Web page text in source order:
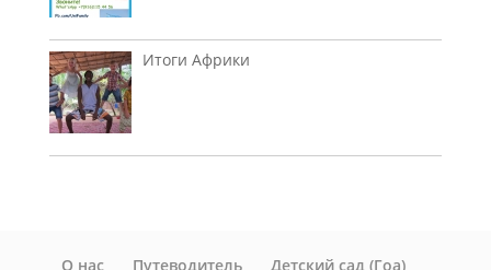
Итоги Африки
О нас Путеводитель Детский сад (Гоа)